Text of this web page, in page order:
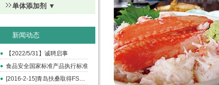
单体添加剂 ▼
新闻动态
【2022/5/31】诚聘启事
食品安全国家标准产品执行标准
[2016-2-15]青岛扶桑取得FSSC和ISO22000认证